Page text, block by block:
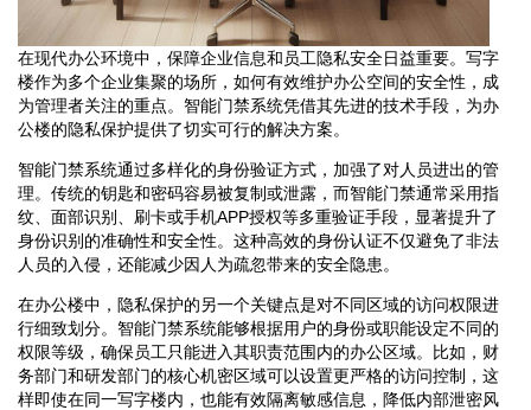
在现代办公环境中，保障企业信息和员工隐私安全日益重要。写字
楼作为多个企业集聚的场所，如何有效维护办公空间的安全性，成
为管理者关注的重点。智能门禁系统凭借其先进的技术手段，为办
公楼的隐私保护提供了切实可行的解决方案。
智能门禁系统通过多样化的身份验证方式，加强了对人员进出的管
理。传统的钥匙和密码容易被复制或泄露，而智能门禁通常采用指
纹、面部识别、刷卡或手机APP授权等多重验证手段，显著提升了
身份识别的准确性和安全性。这种高效的身份认证不仅避免了非法
人员的入侵，还能减少因人为疏忽带来的安全隐患。
在办公楼中，隐私保护的另一个关键点是对不同区域的访问权限进
行细致划分。智能门禁系统能够根据用户的身份或职能设定不同的
权限等级，确保员工只能进入其职责范围内的办公区域。比如，财
务部门和研发部门的核心机密区域可以设置更严格的访问控制，这
样即使在同一写字楼内，也能有效隔离敏感信息，降低内部泄密风